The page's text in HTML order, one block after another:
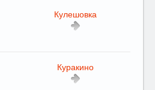
Кулешовка
Куракино